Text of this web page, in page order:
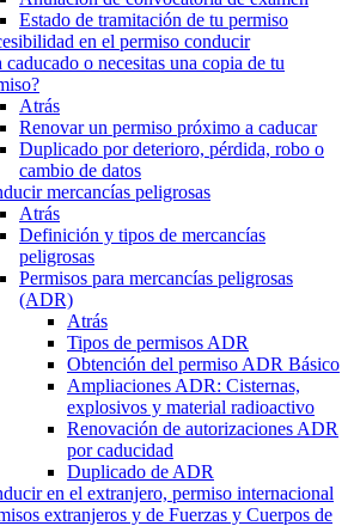
Estado de tramitación de tu permiso
en el permiso conducir
caducado o necesitas una copia de tu
Atrás
Renovar un permiso próximo a caducar
Duplicado por deterioro, pérdida, robo o
cambio de datos
mercancías peligrosas
Atrás
Definición y tipos de mercancías
peligrosas
Permisos para mercancías peligrosas
(ADR)
Atrás
Tipos de permisos ADR
Obtención del permiso ADR Básico
Ampliaciones ADR: Cisternas,
explosivos y material radioactivo
Renovación de autorizaciones ADR
por caducidad
Duplicado de ADR
en el extranjero, permiso internacional
extranjeros y de Fuerzas y Cuerpos de